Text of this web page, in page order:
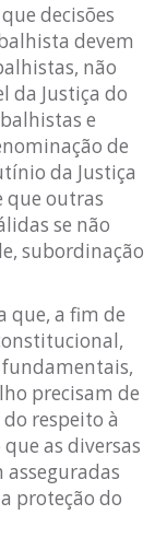
decisões
devem
não
da Justiça do
e
de
da Justiça
que outras
se não
subordinação
que, a fim de
precisam de
respeito à
as diversas
asseguradas
proteção do